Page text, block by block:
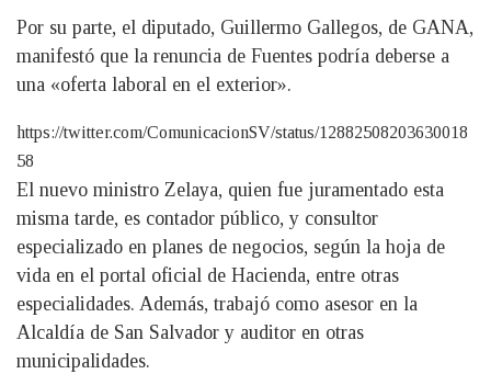
Por su parte, el diputado, Guillermo Gallegos, de GANA,
manifestó que la renuncia de Fuentes podría deberse a
una «oferta laboral en el exterior».
https://twitter.com/ComunicacionSV/status/12882508203630018
58
El nuevo ministro Zelaya, quien fue juramentado esta
misma tarde, es contador público, y consultor
especializado en planes de negocios, según la hoja de
vida en el portal oficial de Hacienda, entre otras
especialidades. Además, trabajó como asesor en la
Alcaldía de San Salvador y auditor en otras
municipalidades.